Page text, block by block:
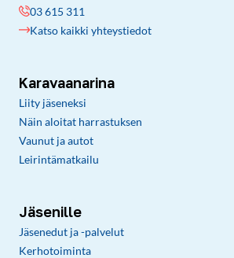
03 615 311
Katso kaikki yhteystiedot
Karavaanarina
Liity jäseneksi
Näin aloitat harrastuksen
Vaunut ja autot
Leirintämatkailu
Jäsenille
Jäsenedut ja -palvelut
Kerhotoiminta